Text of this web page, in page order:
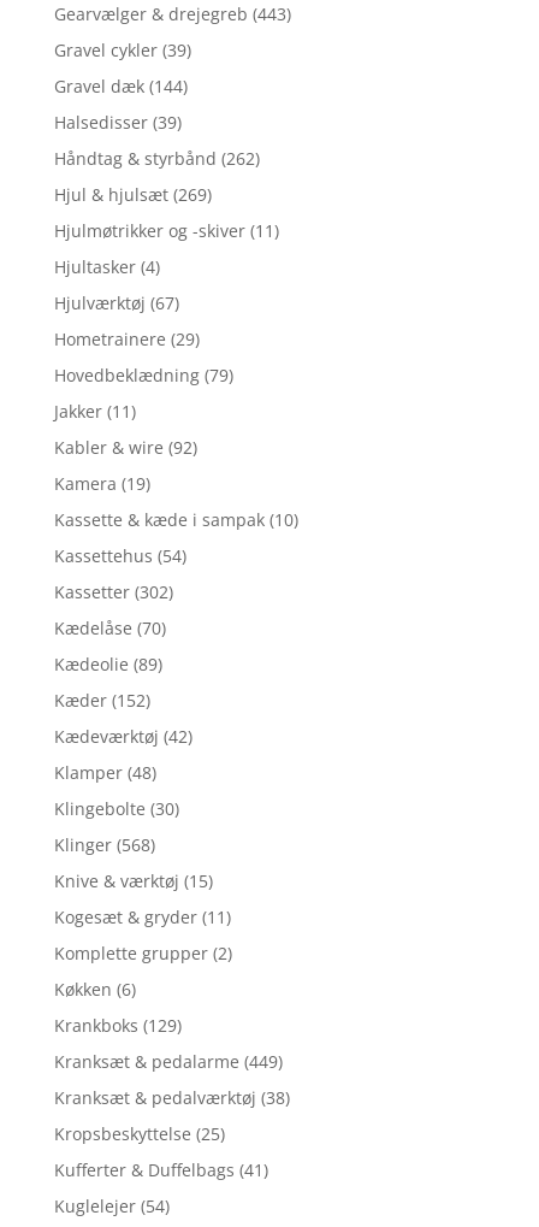
Gearvælger & drejegreb (443)
Gravel cykler (39)
Gravel dæk (144)
Halsedisser (39)
Håndtag & styrbånd (262)
Hjul & hjulsæt (269)
Hjulmøtrikker og -skiver (11)
Hjultasker (4)
Hjulværktøj (67)
Hometrainere (29)
Hovedbeklædning (79)
Jakker (11)
Kabler & wire (92)
Kamera (19)
Kassette & kæde i sampak (10)
Kassettehus (54)
Kassetter (302)
Kædelåse (70)
Kædeolie (89)
Kæder (152)
Kædeværktøj (42)
Klamper (48)
Klingebolte (30)
Klinger (568)
Knive & værktøj (15)
Kogesæt & gryder (11)
Komplette grupper (2)
Køkken (6)
Krankboks (129)
Kranksæt & pedalarme (449)
Kranksæt & pedalværktøj (38)
Kropsbeskyttelse (25)
Kufferter & Duffelbags (41)
Kuglelejer (54)